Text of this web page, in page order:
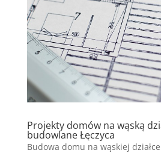
Projekty domów na wąską
budowlane Łęczyca
Budowa domu na wąskiej